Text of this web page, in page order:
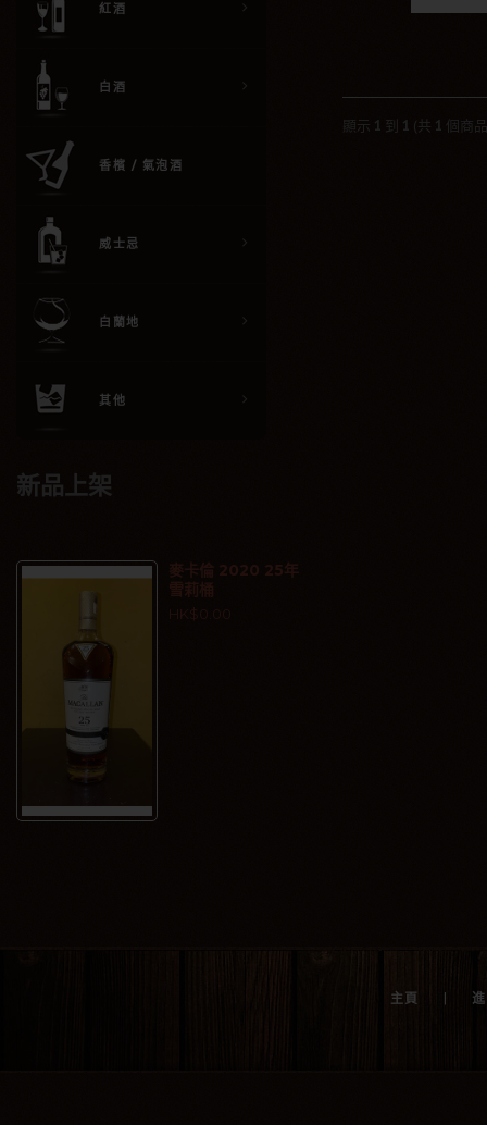
紅酒
白酒
香檳 / 氣泡酒
威士忌
白蘭地
其他
新品上架
麥卡倫 2020 25年
雪莉桶
HK$0.00
顯示 1 到 1 (共 1 個商
主頁 |